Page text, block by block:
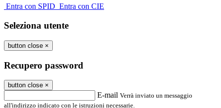
Entra con SPID Entra con CIE
Seleziona utente
button close ×
Recupero password
button close ×
E-mail Verrà inviato un messaggio
all'indirizzo indicato con le istruzioni necessarie.